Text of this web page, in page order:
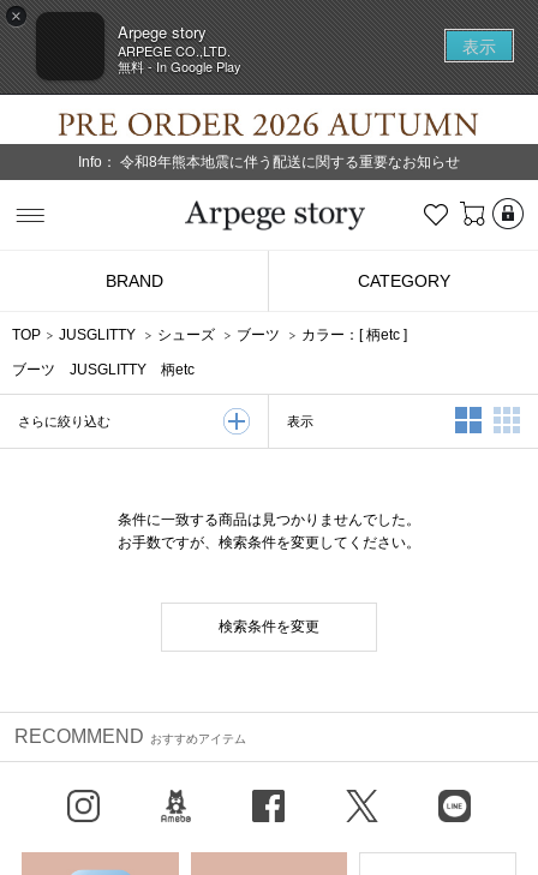
×
Arpege story
ARPEGE CO.,LTD.
無料 - In Google Play
表示
Info： 令和8年熊本地震に伴う配送に関する重要なお知らせ
お気に入り
BRAND CATEGORY
TOP JUSGLITTY シューズ ブーツ カラー：[柄etc ]
ブーツ JUSGLITTY 柄etc
さらに絞り込む 表示 2列表示
条件に一致する商品は見つかりませんでした。
お手数ですが、検索条件を変更してください。
検索条件を変更
RECOMMEND おすすめアイテム
X（旧Twitter） LINE